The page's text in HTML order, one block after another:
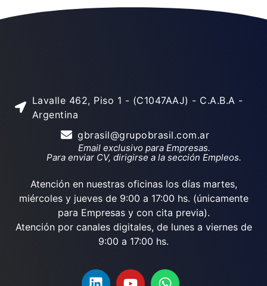
Lavalle 462, Piso 1 - (C1047AAJ) - C.A.B.A -
Argentina
gbrasil@grupobrasil.com.ar
Email exclusivo para Empresas.
Para enviar CV, dirigirse a la sección Empleos.
Atención en nuestras oficinas los días martes,
miércoles y jueves de 9:00 a 17:00 hs. (únicamente
para Empresas y con cita previa).
Atención por canales digitales, de lunes a viernes de
9:00 a 17:00 hs.